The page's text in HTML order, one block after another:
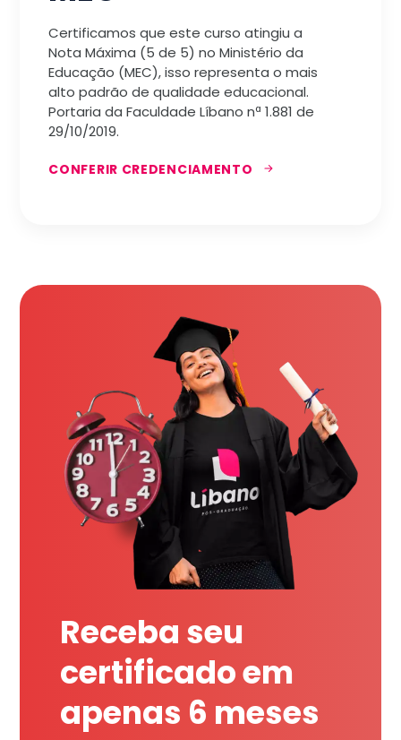
Certificamos que este curso atingiu a
Nota Máxima (5 de 5) no Ministério da
Educação (MEC), isso representa o mais
alto padrão de qualidade educacional.
Portaria da Faculdade Líbano nª 1.881 de
29/10/2019.
CONFERIR CREDENCIAMENTO
Receba seu
certificado em
apenas 6 meses